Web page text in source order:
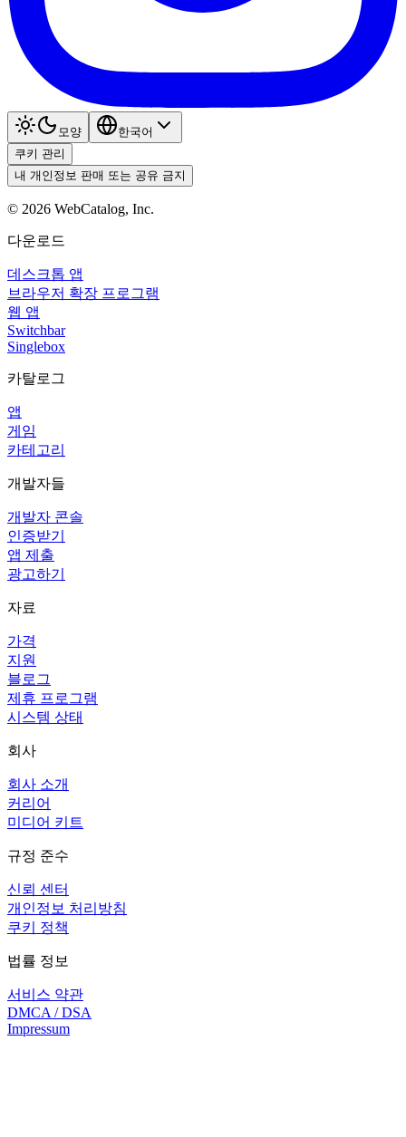
모양
한국어
쿠키 관리
내 개인정보 판매 또는 공유 금지
© 2026 WebCatalog, Inc.
다운로드
데스크톱 앱
브라우저 확장 프로그램
웹 앱
Switchbar
Singlebox
카탈로그
앱
게임
카테고리
개발자들
개발자 콘솔
인증받기
앱 제출
광고하기
자료
가격
지원
블로그
제휴 프로그램
시스템 상태
회사
회사 소개
커리어
미디어 키트
규정 준수
신뢰 센터
개인정보 처리방침
쿠키 정책
법률 정보
서비스 약관
DMCA / DSA
Impressum